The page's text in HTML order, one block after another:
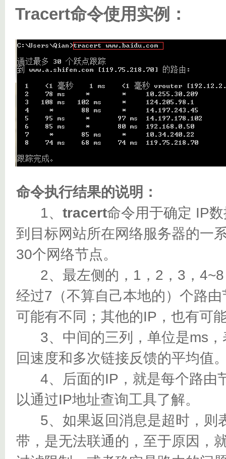
Tracert命令使用实例：
命令执行结果的说明：
1、 tracert命令用于确定 IP
到目标网站所在网络服务器的一
30个网络节点。
2、最左侧的，1，2，3，4~8
经过7（不算自己本地的）个路
可能有不同；其他的IP，也有可
3、中间的三列，单位是ms，
回速度和多次链接反馈的平均值
4、后面的IP，就是每个路由
以通过IP地址查询工具了解。
5、如果返回消息是超时，则
带，是无法联通的，至于原因，